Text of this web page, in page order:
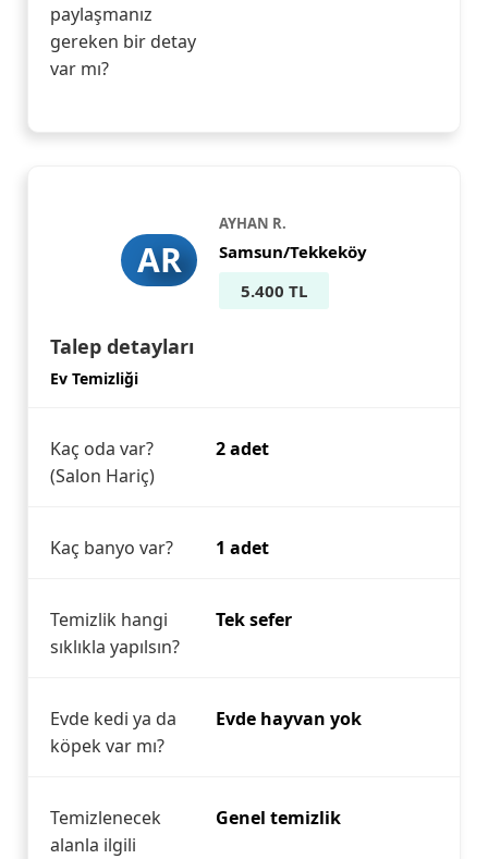
paylaşmanız
gereken bir detay
var mı?
AR
AYHAN R.
Samsun/Tekkeköy
5.400 TL
Talep detayları
Ev Temizliği
Kaç oda var?
(Salon Hariç)
2 adet
Kaç banyo var? 1 adet
Temizlik hangi
sıklıkla yapılsın?
Tek sefer
Evde kedi ya da
köpek var mı?
Evde hayvan yok
Temizlenecek
alanla ilgili
Genel temizlik